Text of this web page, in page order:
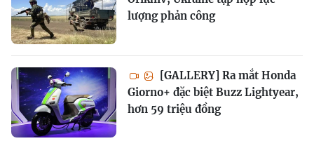
lượng phản công
[GALLERY] Ra mắt Honda
Giorno+ đặc biệt Buzz Lightyear,
hơn 59 triệu đồng